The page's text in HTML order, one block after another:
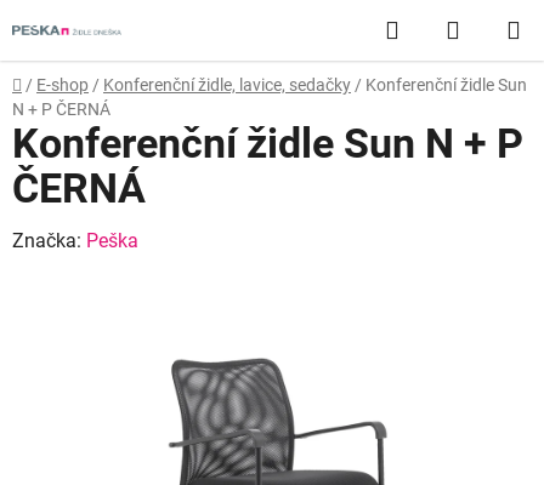
na
obsah
Hledat
KOŠÍK
Domů
/ E-shop / Konferenční židle, lavice, sedačky / Konferenční židle Sun
N + P ČERNÁ
Konferenční židle Sun N + P
ČERNÁ
Značka: Peška